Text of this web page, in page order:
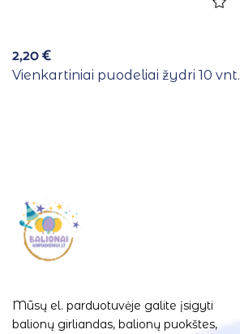
2,20€
Vienkartiniai puodeliai žydri 10 vnt.
Mūsų el. parduotuvėje galite įsigyti
balionų girliandas, balionų puokštes,